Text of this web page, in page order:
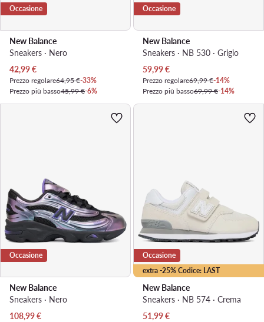
Occasione
New Balance
Sneakers · Nero
Prezzo attuale
42,99€
Prezzo regolare64,95 €-33%
Prezzo più basso45,99 €-6%
Occasione
New Balance
Sneakers · NB 530 · Grigio
Prezzo attuale
59,99€
Prezzo regolare69,99 €-14%
Prezzo più basso69,99 €-14%
Occasione
New Balance
Sneakers · Nero
Prezzo attuale
108,99€
extra -25% Codice: LAST
Occasione
New Balance
Sneakers · NB 574 · Crema
Prezzo attuale
51,99€